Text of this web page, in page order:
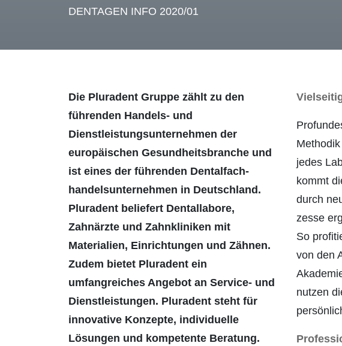
DENTAGEN INFO 2020/01
Die Pluradent Gruppe zählt zu den
führenden Handels- und
Dienstleistungsunterneh­men der
europäischen Gesundheits­branche und
ist eines der führenden Dentalfach­
handels­unternehmen in Deutschland.
Pluradent beliefert Dental­labore,
Zahnärzte und Zahnkliniken mit
Materialien, Ein­richtungen und Zähnen.
Zudem bietet Pluradent ein
umfangreiches Angebot an Service- und
Dienstleistungen. Pluradent steht für
innovative Konzepte, individuelle
Lösungen und kompetente Beratung.
jedes
kommt
durch
zesse
So
von den
nutzen